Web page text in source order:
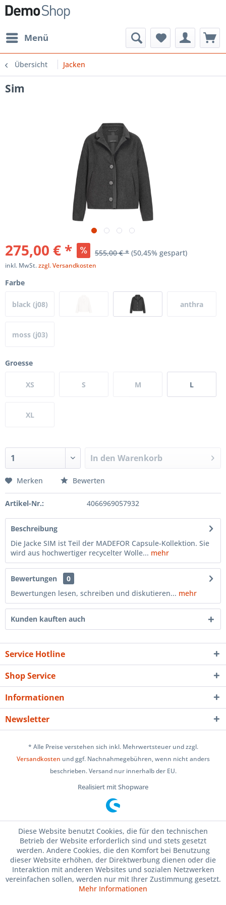
Menü
Übersicht Jacken
Sim
275,00 € * 555,00 € * (50,45% gespart)
inkl. MwSt.zzgl. Versandkosten
Farbe
black (j08) anthra
moss (j03)
Groesse
XS S M L
XL
In den Warenkorb
Merken Bewerten
Artikel-Nr.: 4066969057932
Beschreibung
Die Jacke SIM ist Teil der MADEFOR Capsule-Kollektion. Sie
wird aus hochwertiger recycelter Wolle... mehr
Bewertungen
0
Bewertungen lesen, schreiben und diskutieren... mehr
Kunden kauften auch
Service Hotline
Shop Service
Informationen
Newsletter
* Alle Preise verstehen sich inkl. Mehrwertsteuer und zzgl.
Versandkosten und ggf. Nachnahmegebühren, wenn nicht anders
beschrieben. Versand nur innerhalb der EU.
Realisiert mit Shopware
Diese Website benutzt Cookies, die für den technischen
Betrieb der Website erforderlich sind und stets gesetzt
werden. Andere Cookies, die den Komfort bei Benutzung
dieser Website erhöhen, der Direktwerbung dienen oder die
Interaktion mit anderen Websites und sozialen Netzwerken
vereinfachen sollen, werden nur mit Ihrer Zustimmung gesetzt.
Mehr Informationen